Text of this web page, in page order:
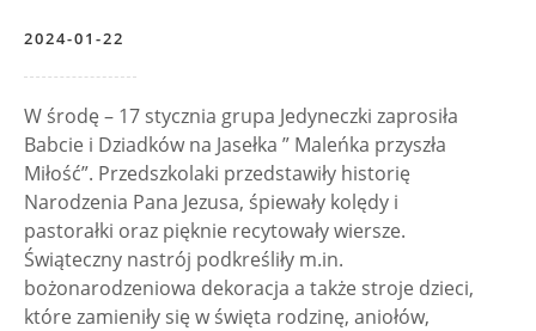
2024-01-22
W środę – 17 stycznia grupa Jedyneczki zaprosiła
Babcie i Dziadków na Jasełka ” Maleńka przyszła
Miłość”. Przedszkolaki przedstawiły historię
Narodzenia Pana Jezusa, śpiewały kolędy i
pastorałki oraz pięknie recytowały wiersze.
Świąteczny nastrój podkreśliły m.in.
bożonarodzeniowa dekoracja a także stroje dzieci,
które zamieniły się w święta rodzinę, aniołów,